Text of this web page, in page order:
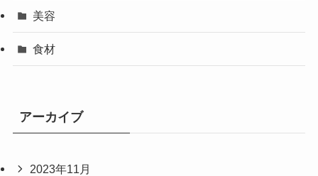
美容
食材
アーカイブ
2023年11月